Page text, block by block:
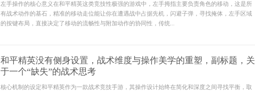
左手操作的核心意义在和平精英这类竞技性极强的游戏中，左手拇指主要负责角色的移动，这是所
有战术动作的基石，精准的移动走位能让你在遭遇战中占据先机，闪避子弹，寻找掩体，左手区域
的按键布局，直接决定了移动的流畅性与附加动作的协同性，传统...
和平精英没有侧身设置，战术维度与操作美学的重塑，副标题，关
于一个“缺失”的战术思考
核心机制的设定和平精英作为一款战术竞技手游，其操作设计始终在简化和深度之间寻找平衡，取